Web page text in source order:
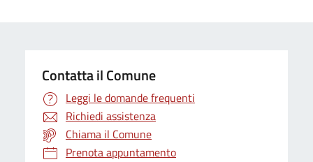
Contatta il Comune
Leggi le domande frequenti
Richiedi assistenza
Chiama il Comune
Prenota appuntamento